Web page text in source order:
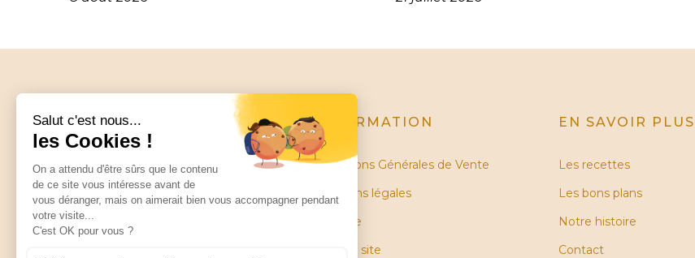
Little balance
ZA Les Petites Ruelles
INFORMATION
Conditions Générales de Vente
Mentions légales
Garantie
Plan du site
EN SAVOIR PLUS
Les recettes
Les bons plans
Notre histoire
Contact